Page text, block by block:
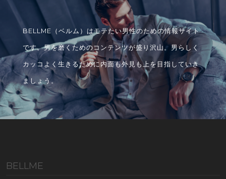
BELLME（ベルム）はモテたい男性のための情報サイト
です。男を磨くためのコンテンツが盛り沢山。男らしく
カッコよく生きるために内面も外見も上を目指していき
ましょう。
BELLME